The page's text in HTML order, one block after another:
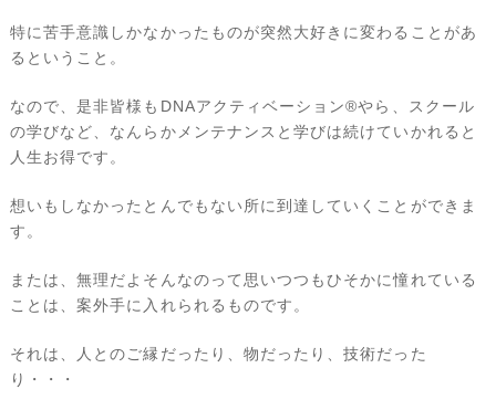
特に苦手意識しかなかったものが突然大好きに変わることがあ
るということ。
なので、是非皆様もDNAアクティベーション®やら、スクール
の学びなど、なんらかメンテナンスと学びは続けていかれると
人生お得です。
想いもしなかったとんでもない所に到達していくことができま
す。
または、無理だよそんなのって思いつつもひそかに憧れている
ことは、案外手に入れられるものです。
それは、人とのご縁だったり、物だったり、技術だった
り・・・